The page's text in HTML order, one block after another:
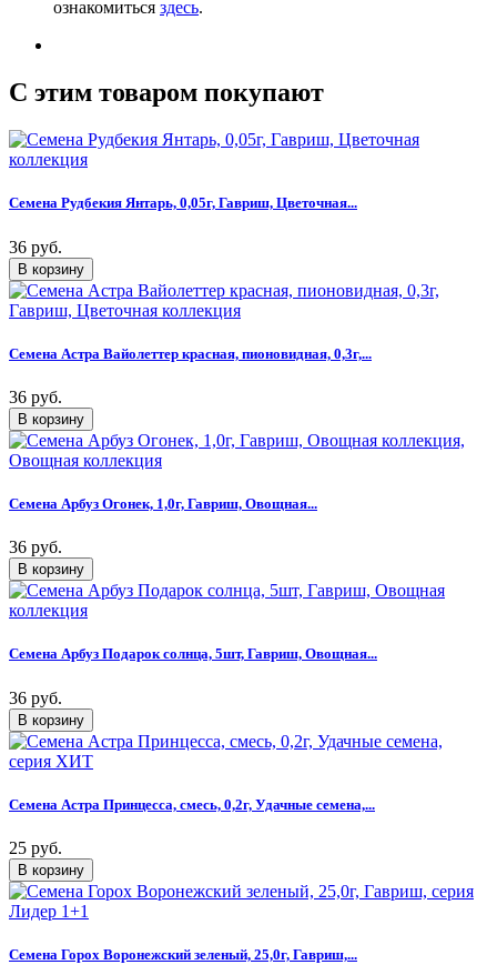
ознакомиться здесь.
C этим товаром покупают
Семена Рудбекия Янтарь, 0,05г, Гавриш, Цветочная...
36 руб.
Семена Астра Вайолеттер красная, пионовидная, 0,3г,...
36 руб.
Семена Арбуз Огонек, 1,0г, Гавриш, Овощная...
36 руб.
Семена Арбуз Подарок солнца, 5шт, Гавриш, Овощная...
36 руб.
Семена Астра Принцесса, смесь, 0,2г, Удачные семена,...
25 руб.
Семена Горох Воронежский зеленый, 25,0г, Гавриш,...